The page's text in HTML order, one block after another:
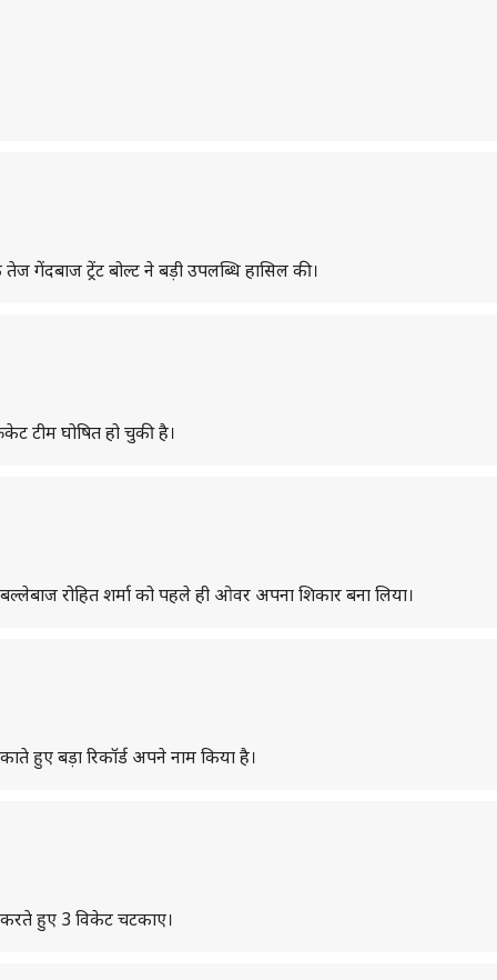
गेंदबाज ट्रेंट बोल्ट ने बड़ी उपलब्धि हासिल की।
टीम घोषित हो चुकी है।
रोहित शर्मा को पहले ही ओवर अपना शिकार बना लिया।
हुए बड़ा रिकॉर्ड अपने नाम किया है।
हुए 3 विकेट चटकाए।